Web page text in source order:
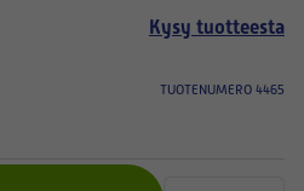
Kysy tuotteesta
TUOTENUMERO 4465